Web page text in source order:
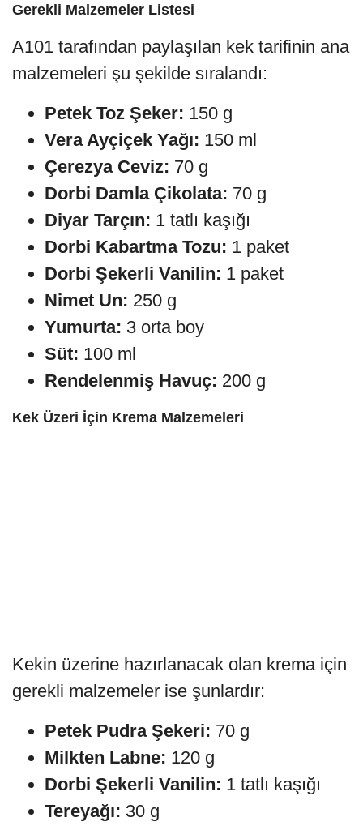
Gerekli Malzemeler Listesi
A101 tarafından paylaşılan kek tarifinin ana
malzemeleri şu şekilde sıralandı:
Petek Toz Şeker: 150 g
Vera Ayçiçek Yağı: 150 ml
Çerezya Ceviz: 70 g
Dorbi Damla Çikolata: 70 g
Diyar Tarçın: 1 tatlı kaşığı
Dorbi Kabartma Tozu: 1 paket
Dorbi Şekerli Vanilin: 1 paket
Nimet Un: 250 g
Yumurta: 3 orta boy
Süt: 100 ml
Rendelenmiş Havuç: 200 g
Kek Üzeri İçin Krema Malzemeleri
Kekin üzerine hazırlanacak olan krema için
gerekli malzemeler ise şunlardır:
Petek Pudra Şekeri: 70 g
Milkten Labne: 120 g
Dorbi Şekerli Vanilin: 1 tatlı kaşığı
Tereyağı: 30 g